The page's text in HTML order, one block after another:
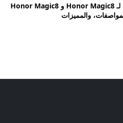
مراجعة شاملة لـ Honor Magic8 و Honor Magic8